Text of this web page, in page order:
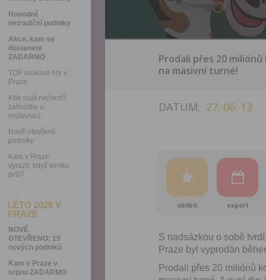
Hooodně
netradiční podniky
Akce, kam se
dostanete
ZADARMO
TOP únikové hry v
Praze
Kde najít nejhezčí
zahrádky u
restaurací
Nově otevřené
podniky
Kam v Praze
vyrazit, když venku
prší?
LÉTO 2026 V
PRAZE
NOVĚ
OTEVŘENO: 15
nových podniků
Kam v Praze v
srpnu ZADARMO
Prodali přes 20
na masivní turné!
DATUM: 27. 06. 13
oblíbit export
S nadsázkou o sobě
Praze byl vyprodán
Prodali přes 20 miliónů